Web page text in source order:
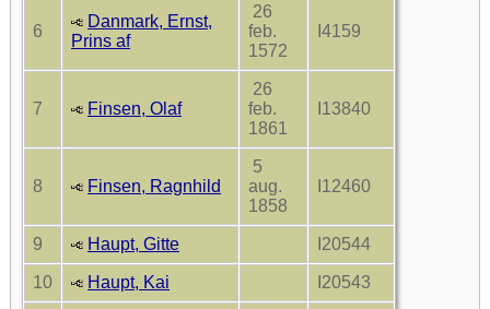
6
Danmark, Ernst,
Prins af
26
feb.
1572
I4159
7 Finsen, Olaf
26
feb.
1861
I13840
8 Finsen, Ragnhild
5
aug.
1858
I12460
9 Haupt, Gitte I20544
10 Haupt, Kai I20543